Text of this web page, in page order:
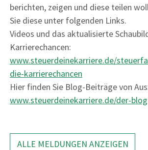
berichten, zeigen und diese teilen
Sie diese unter folgenden Links.
Videos und das aktualisierte
Karrierechancen:
www.steuerdeinekarriere.de/
die-karrierechancen
Hier finden Sie Blog-Beiträge von
www.steuerdeinekarriere.de/der-blog
ALLE MELDUNGEN ANZEIGEN